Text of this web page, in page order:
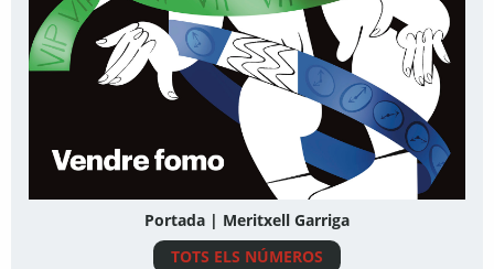
Portada | Meritxell Garriga
TOTS ELS NÚMEROS